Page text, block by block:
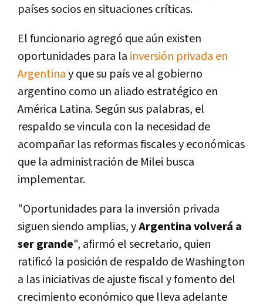
países socios en situaciones críticas.
El funcionario agregó que aún existen
oportunidades para la inversión privada en
Argentinay que su país ve al gobierno
argentino como un aliado estratégico en
América Latina. Según sus palabras, el
respaldo se vincula con la necesidad de
acompañar las reformas fiscales y económicas
que la administración de Milei busca
implementar.
"Oportunidades para la inversión privada
siguen siendo amplias, yArgentina volverá a
ser grande", afirmó el secretario, quien
ratificó la posición de respaldo de Washington
a las iniciativas de ajuste fiscal y fomento del
crecimiento económico que lleva adelante